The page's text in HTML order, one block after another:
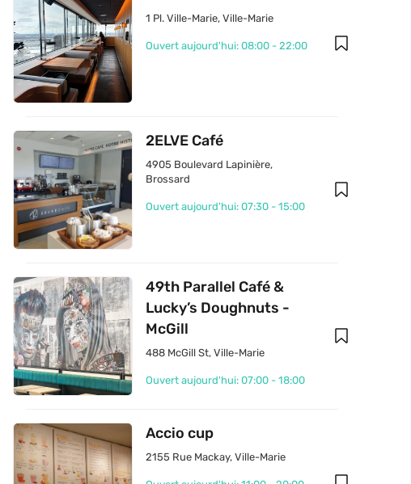
1 Pl. Ville-Marie, Ville-Marie
Ouvert aujourd'hui: 08:00 - 22:00
2ELVE Café
4905 Boulevard Lapinière
Brossard
Ouvert aujourd'hui: 07:30 - 15:00
49th Parallel Café &
Lucky’s Doughnuts -
McGill
488 McGill St, Ville-Marie
Ouvert aujourd'hui: 07:00 - 18:00
Accio cup
2155 Rue Mackay, Ville-Marie